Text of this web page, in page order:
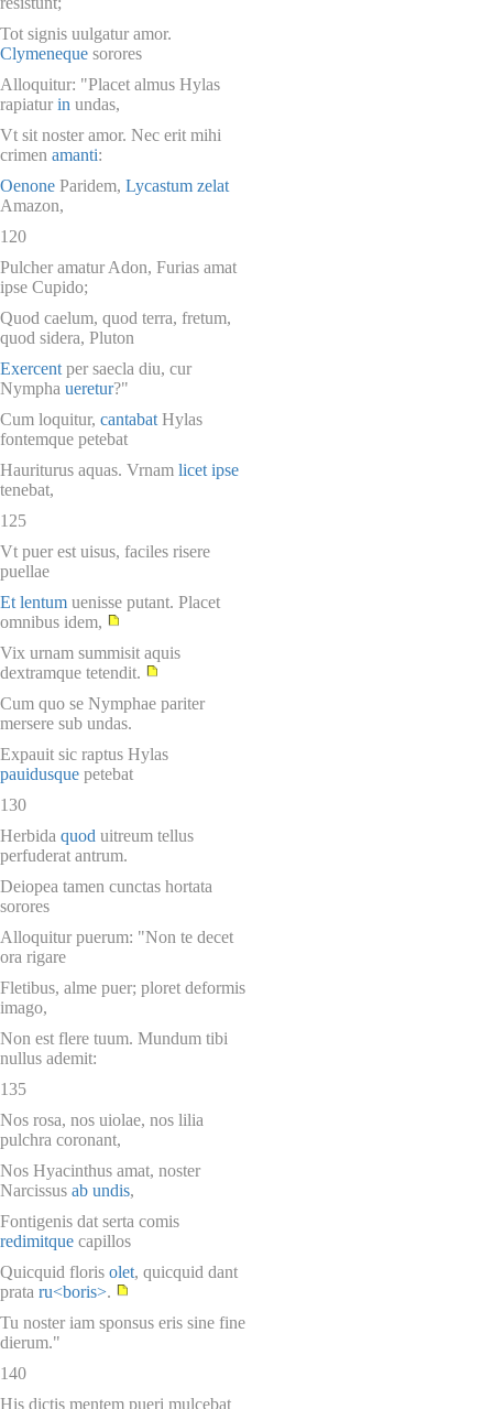
Tot signis uulgatur amor.
Clymeneque sorores
Alloquitur: "Placet almus Hylas
rapiatur in undas,
Vt sit noster amor. Nec erit mihi
crimen amanti:
Oenone Paridem, Lycastum zelat
Amazon,
120
Pulcher amatur Adon, Furias amat
ipse Cupido;
Quod caelum, quod terra, fretum,
quod sidera, Pluton
Exercent per saecla diu, cur
Nympha ueretur?"
Cum loquitur, cantabat Hylas
fontemque petebat
Hauriturus aquas. Vrnam licet ipse
tenebat,
125
Vt puer est uisus, faciles risere
puellae
Et lentum uenisse putant. Placet
omnibus idem,
Vix urnam summisit aquis
dextramque tetendit.
Cum quo se Nymphae pariter
mersere sub undas.
Expauit sic raptus Hylas
pauidusque petebat
130
Herbida quod uitreum tellus
perfuderat antrum.
Deiopea tamen cunctas hortata
sorores
Alloquitur puerum: "Non te decet
ora rigare
Fletibus, alme puer; ploret deformis
imago,
Non est flere tuum. Mundum tibi
nullus ademit:
135
Nos rosa, nos uiolae, nos lilia
pulchra coronant,
Nos Hyacinthus amat, noster
Narcissus ab undis,
Fontigenis dat serta comis
redimitque capillos
Quicquid floris olet, quicquid dant
prata ru<boris>.
Tu noster iam sponsus eris sine fine
dierum."
140
His dictis mentem pueri mulcebat